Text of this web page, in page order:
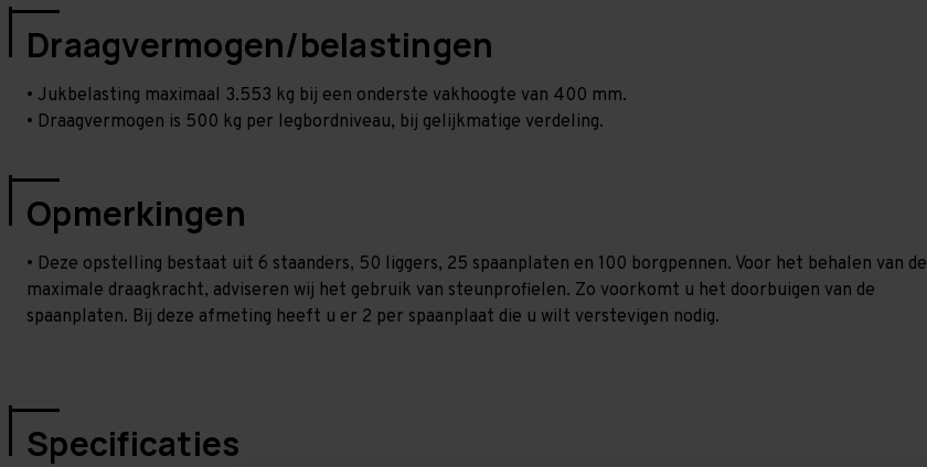
Draagvermogen/belastingen
• Jukbelasting maximaal 3.553 kg bij een onderste vakhoogte van 400 mm.
• Draagvermogen is 500 kg per legbordniveau, bij gelijkmatige verdeling.
Opmerkingen
• Deze opstelling bestaat uit 6 staanders, 50 liggers, 25 spaanplaten en 100 borgpennen. Voor het behalen van de
maximale draagkracht, adviseren wij het gebruik van steunprofielen. Zo voorkomt u het doorbuigen van de
spaanplaten. Bij deze afmeting heeft u er 2 per spaanplaat die u wilt verstevigen nodig.
Specificaties